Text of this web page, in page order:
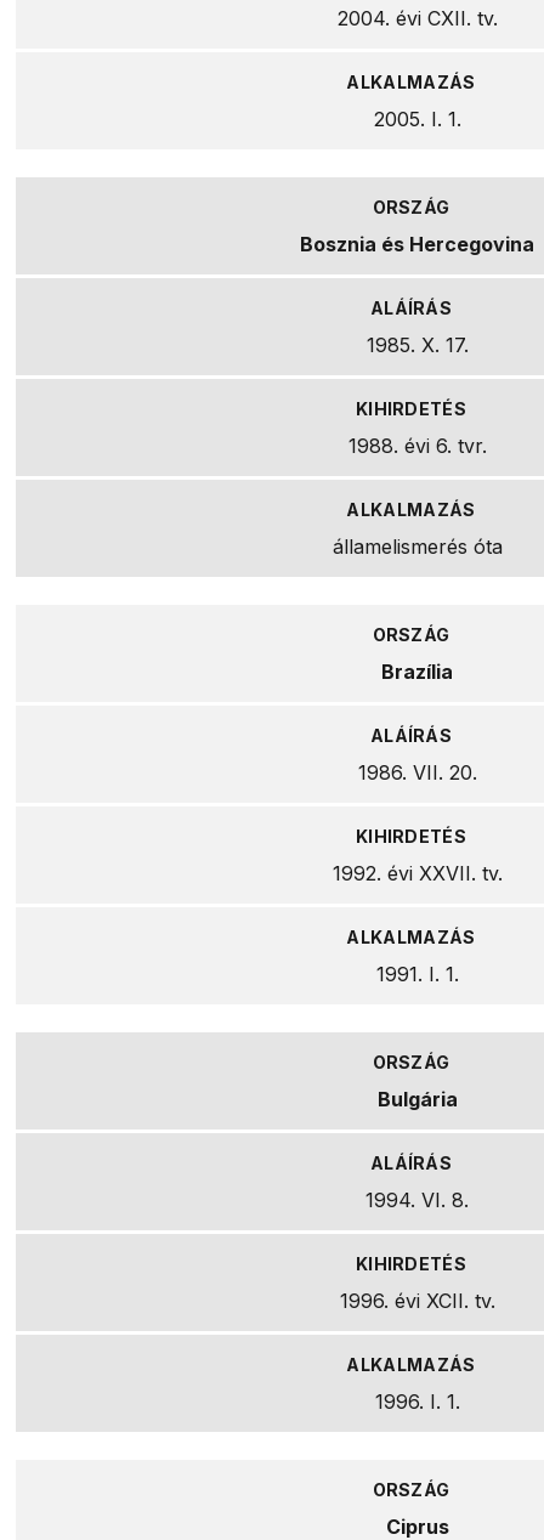
2004. évi CXII. tv.
2005. I. 1.
Bosznia és Hercegovina
1985. X. 17.
1988. évi 6. tvr.
államelismerés óta
Brazília
1986. VII. 20.
1992. évi XXVII. tv.
1991. I. 1.
Bulgária
1994. VI. 8.
1996. évi XCII. tv.
1996. I. 1.
Ciprus